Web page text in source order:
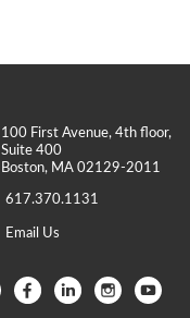
100 First Avenue, 4th floor,
Suite 400
Boston, MA 02129-2011
617.370.1131
Email Us